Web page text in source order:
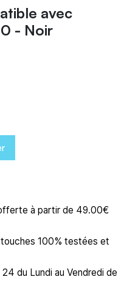
avec
- Noir
à partir de 49.00€
100% testées et
du Lundi au Vendredi de